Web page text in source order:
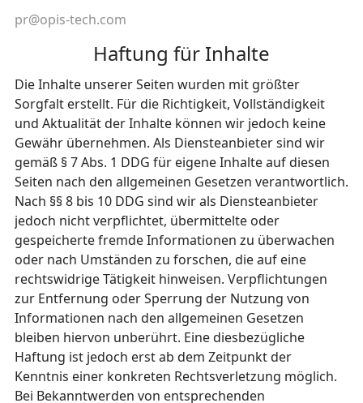
pr@opis-tech.com
Haftung für Inhalte
Die Inhalte unserer Seiten wurden mit größter
Sorgfalt erstellt. Für die Richtigkeit, Vollständigkeit
und Aktualität der Inhalte können wir jedoch keine
Gewähr übernehmen. Als Diensteanbieter sind wir
gemäß § 7 Abs. 1 DDG für eigene Inhalte auf diesen
Seiten nach den allgemeinen Gesetzen verantwortlich.
Nach §§ 8 bis 10 DDG sind wir als Diensteanbieter
jedoch nicht verpflichtet, übermittelte oder
gespeicherte fremde Informationen zu überwachen
oder nach Umständen zu forschen, die auf eine
rechtswidrige Tätigkeit hinweisen. Verpflichtungen
zur Entfernung oder Sperrung der Nutzung von
Informationen nach den allgemeinen Gesetzen
bleiben hiervon unberührt. Eine diesbezügliche
Haftung ist jedoch erst ab dem Zeitpunkt der
Kenntnis einer konkreten Rechtsverletzung möglich.
Bei Bekanntwerden von entsprechenden